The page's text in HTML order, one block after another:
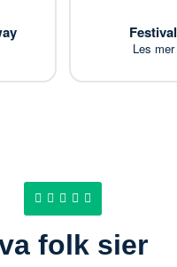
Festival
Les mer
folk sier